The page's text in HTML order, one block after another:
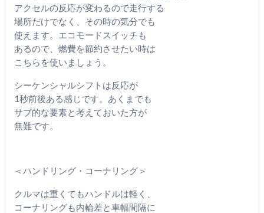
アクセルの反応が変わるので走行する
場所だけでなく、その時の気分でも
使えます。エコモードスイッチも
あるので、燃費を節約させたい時は
こちらを使いましょう。
シーケンシャルシフトは反応が
1秒前後ある感じです。あくまでも
サブ的な要素と考えておいた方が
無難です。
＜ハンドリング・コーナリング＞
クルマは重くてもハンドルは軽く、
コーナリングも内輪差と車幅間隔に